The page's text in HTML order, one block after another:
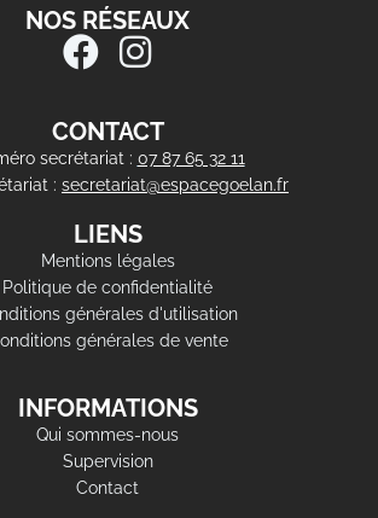
NOS RÉSEAUX
CONTACT
secrétariat : 07 87 65 32 11
: secretariat@espacegoelan.fr
LIENS
Mentions légales
Politique de confidentialité
générales d'utilisation
générales de vente
INFORMATIONS
Qui sommes-nous
Supervision
Contact